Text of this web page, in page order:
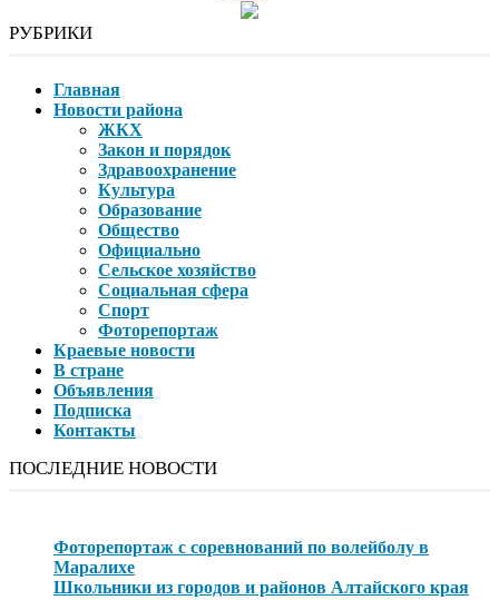
РУБРИКИ
Главная
Новости района
ЖКХ
Закон и порядок
Здравоохранение
Культура
Образование
Общество
Официально
Сельское хозяйство
Социальная сфера
Спорт
Фоторепортаж
Краевые новости
В стране
Объявления
Подписка
Контакты
ПОСЛЕДНИЕ НОВОСТИ
Фоторепортаж с соревнований по волейболу в
Маралихе
Школьники из городов и районов Алтайского края